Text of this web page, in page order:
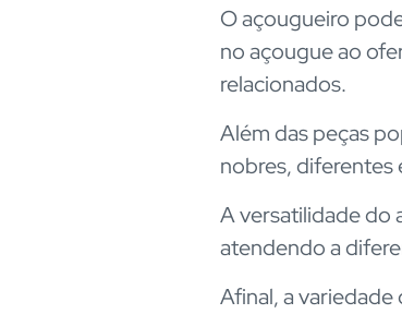
O açougueiro
no açougue ao
relacionados.
Além das peças
nobres, diferentes
A versatilidade do
atendendo a
Afinal, a